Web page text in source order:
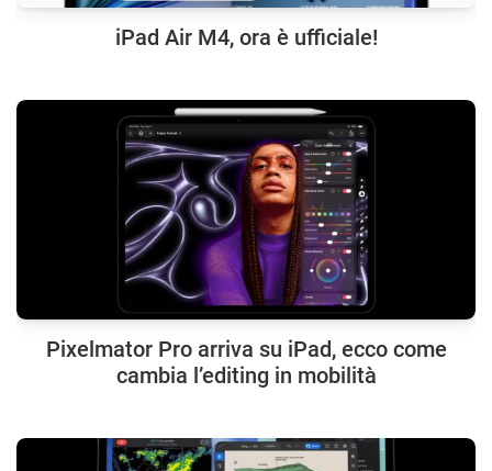
iPad Air M4, ora è ufficiale!
Pixelmator Pro arriva su iPad, ecco come
cambia l’editing in mobilità